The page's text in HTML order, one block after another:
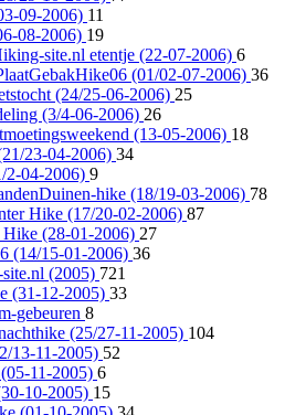
09-2006) 11
08-2006) 19
site.nl etentje (22-07-2006) 6
(01/02-07-2006) 36
(24/25-06-2006) 25
(3/4-06-2006) 26
(13-05-2006) 18
23-04-2006) 34
2-04-2006) 9
hike (18/19-03-2006) 78
Hike (17/20-02-2006) 87
(28-01-2006) 27
(14/15-01-2006) 36
(2005) 721
(31-12-2005) 33
gebeuren 8
(25/27-11-2005) 104
13-11-2005) 52
11-2005) 6
10-2005) 15